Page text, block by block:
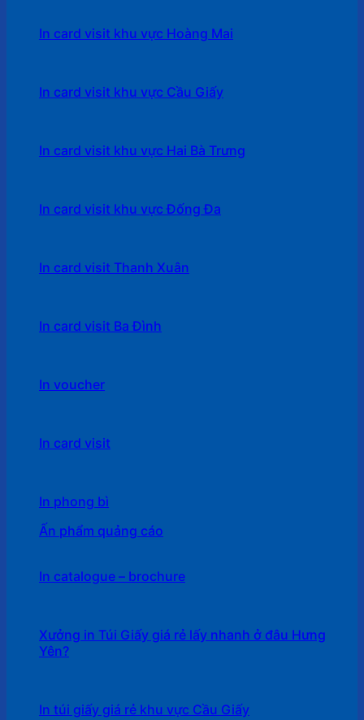
In card visit khu vực Hoàng Mai
In card visit khu vực Cầu Giấy
In card visit khu vực Hai Bà Trưng
In card visit khu vực Đống Đa
In card visit Thanh Xuân
In card visit Ba Đình
In voucher
In card visit
In phong bì
Ấn phẩm quảng cáo
In catalogue – brochure
Xưởng in Túi Giấy giá rẻ lấy nhanh ở đâu Hưng
Yên?
In túi giấy giá rẻ khu vực Cầu Giấy